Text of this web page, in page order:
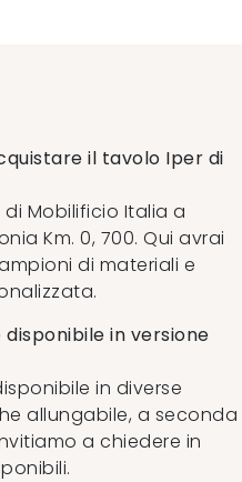
il tavolo Iper di
Mobilificio Italia a
Km. 0, 700. Qui avrai
di materiali e
in versione
in diverse
allungabile, a seconda
a chiedere in